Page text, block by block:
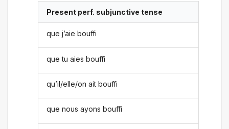
Present perf. subjunctive tense
que j’aie bouffi
que tu aies bouffi
qu’il/elle/on ait bouffi
que nous ayons bouffi